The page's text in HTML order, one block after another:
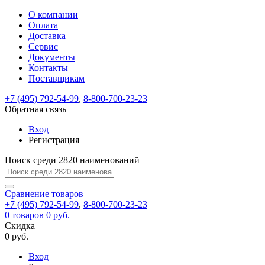
ВходРегистрация
Только
test@example.com
отправлена
по
ней
для
регистрации.
Ок
Только
Запомнить
меня
Забыли
Восстановление
пароля
Заполните
форму.
Мы
отправим
ссылку
на
указанный
электронный
адрес,
перейдя
по
которой
вы
новый
На
вашу
test@test.ru
отправлена
ссылка.
Перейдите
по
для
смены
пароля.
Введите
новый
пароль
Сменить
Пароль
успешно
Войти
Обратная
связь
Сообщение
пользовательского
соглашения
Ваше
сообщение
успешно
О компании
Оплата
Доставка
Сервис
Документы
Контакты
Поставщикам
+7 (495) 792-54-99, 8-800-700-23-23
Обратная связь
Вход
Регистрация
Поиск среди 2820 наименований
Сравнение товаров
+7 (495) 792-54-99, 8-800-700-23-23
0 товаров 0 руб.
Скидка
0 руб.
Вход